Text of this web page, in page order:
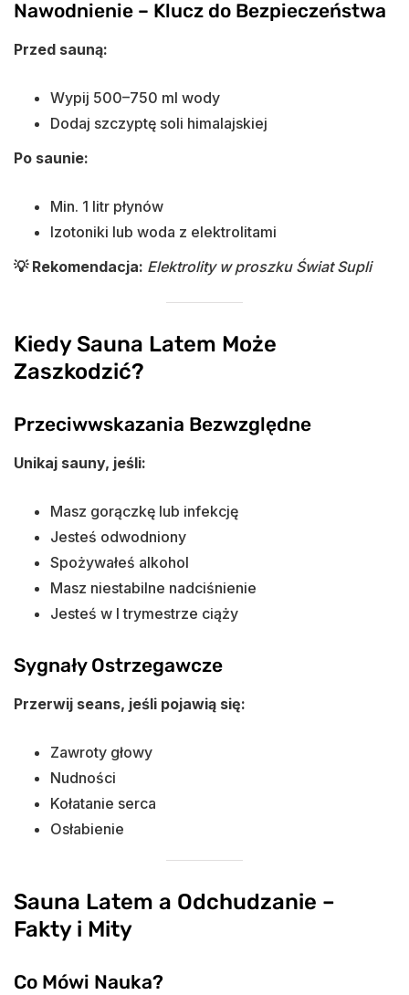
Nawodnienie – Klucz do Bezpieczeństwa
Przed sauną:
Wypij 500–750 ml wody
Dodaj szczyptę soli himalajskiej
Po saunie:
Min. 1 litr płynów
Izotoniki lub woda z elektrolitami
💡 Rekomendacja: Elektrolity w proszku Świat Supli
Kiedy Sauna Latem Może
Zaszkodzić?
Przeciwwskazania Bezwzględne
Unikaj sauny, jeśli:
Masz gorączkę lub infekcję
Jesteś odwodniony
Spożywałeś alkohol
Masz niestabilne nadciśnienie
Jesteś w I trymestrze ciąży
Sygnały Ostrzegawcze
Przerwij seans, jeśli pojawią się:
Zawroty głowy
Nudności
Kołatanie serca
Osłabienie
Sauna Latem a Odchudzanie –
Fakty i Mity
Co Mówi Nauka?